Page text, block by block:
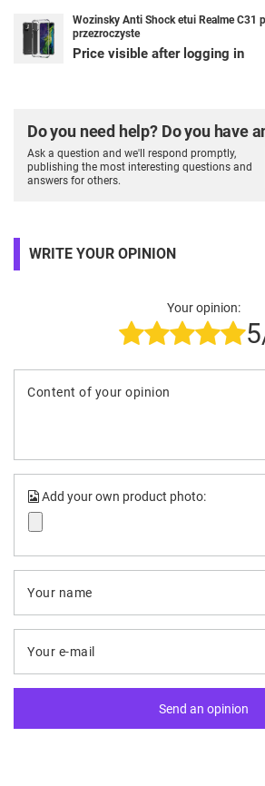
Wozinsky Anti Shock etui Realme C31
przezroczyste
Price visible after logging in
Do you need help? Do you have
Ask a question and we'll respond promptly,
publishing the most interesting questions and
answers for others.
WRITE YOUR OPINION
Your opinion:
Content of your opinion
Add your own product photo:
Your name
Your e-mail
Send an opinion